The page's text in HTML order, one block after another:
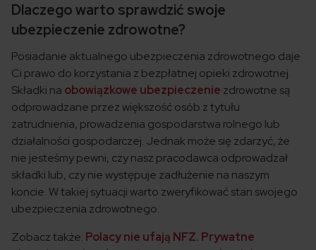
Dlaczego warto sprawdzić swoje
ubezpieczenie zdrowotne?
Posiadanie aktualnego ubezpieczenia zdrowotnego daje
Ci prawo do korzystania z bezpłatnej opieki zdrowotnej.
Składki na obowiązkowe ubezpieczenie zdrowotne są
odprowadzane przez większość osób z tytułu
zatrudnienia, prowadzenia gospodarstwa rolnego lub
działalności gospodarczej. Jednak może się zdarzyć, że
nie jesteśmy pewni, czy nasz pracodawca odprowadzał
składki lub, czy nie występuje zadłużenie na naszym
koncie. W takiej sytuacji warto zweryfikować stan swojego
ubezpieczenia zdrowotnego.
Zobacz także: Polacy nie ufają NFZ. Prywatne